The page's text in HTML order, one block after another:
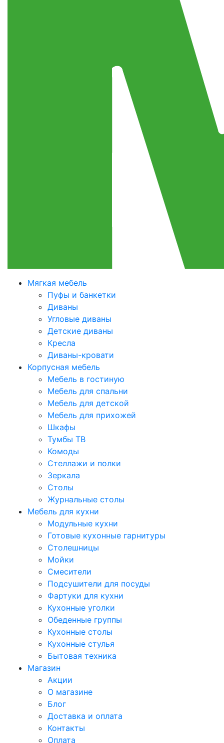
Мягкая мебель
Пуфы и банкетки
Диваны
Угловые диваны
Детские диваны
Кресла
Диваны-кровати
Корпусная мебель
Мебель в гостиную
Мебель для спальни
Мебель для детской
Мебель для прихожей
Шкафы
Тумбы ТВ
Комоды
Стеллажи и полки
Зеркала
Столы
Журнальные столы
Мебель для кухни
Модульные кухни
Готовые кухонные гарнитуры
Столешницы
Мойки
Смесители
Подсушители для посуды
Фартуки для кухни
Кухонные уголки
Обеденные группы
Кухонные столы
Кухонные стулья
Бытовая техника
Магазин
Акции
О магазине
Блог
Доставка и оплата
Контакты
Оплата